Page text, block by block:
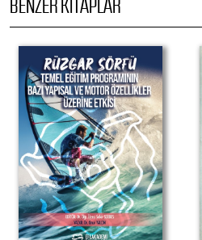
BENZER KITAPLAR